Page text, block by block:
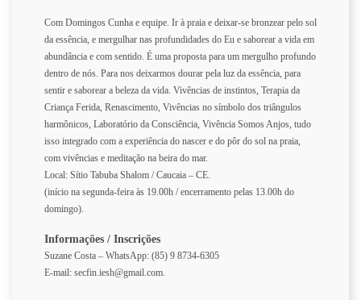
Com Domingos Cunha e equipe. Ir à praia e deixar-se bronzear pelo sol
da essência, e mergulhar nas profundidades do Eu e saborear a vida em
abundância e com sentido. É uma proposta para um mergulho profundo
dentro de nós. Para nos deixarmos dourar pela luz da essência, para
sentir e saborear a beleza da vida. Vivências de instintos, Terapia da
Criança Ferida, Renascimento, Vivências no símbolo dos triângulos
harmônicos, Laboratório da Consciência, Vivência Somos Anjos, tudo
isso integrado com a experiência do nascer e do pôr do sol na praia,
com vivências e meditação na beira do mar.
Local: Sítio Tabuba Shalom / Caucaia – CE.
(início na segunda-feira às 19.00h / encerramento pelas 13.00h do
domingo).
Informações / Inscrições
Suzane Costa – WhatsApp: (85) 9 8734-6305
E-mail: secfin.iesh@gmail.com.